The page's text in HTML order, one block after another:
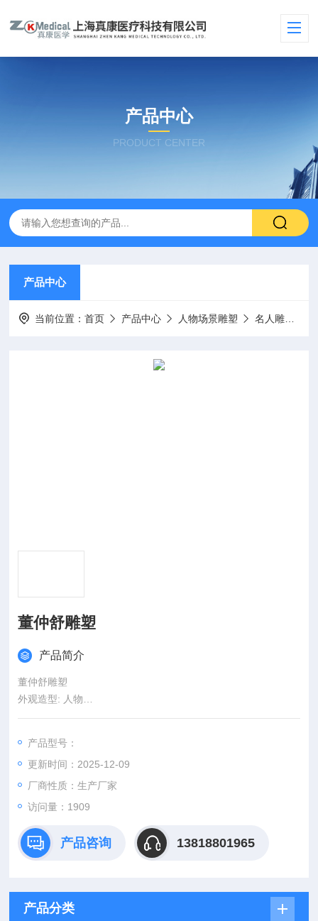
产品中心
PRODUCT CENTER
产品中心
当前位置：首页 产品中心 人物场景雕塑 名人雕塑
董仲舒雕塑
产品简介
董仲舒雕塑
外观造型: 人物
工艺: 纯手工
整体尺寸：1.6米
材质: 玻璃钢
适用空间: 庭院
风格: 其他
产品型号：
更新时间：2025-12-09
厂商性质：生产厂家
访问量：1909
产品咨询 13818801965
产品分类